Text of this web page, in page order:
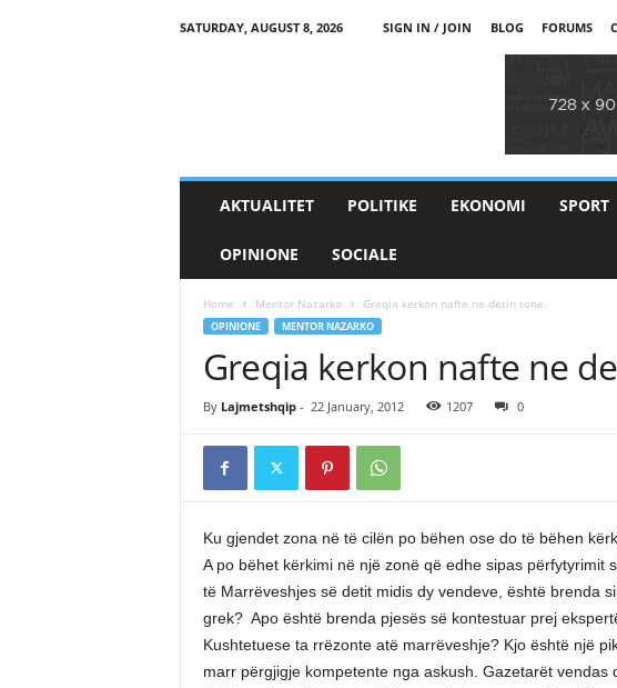
SATURDAY, AUGUST 8, 2026 SIGN IN / JOIN BLOG FORUMS
AKTUALITET POLITIKE EKONOMI SPORT
OPINIONE SOCIALE
Home Mentor Nazarko Greqia kerkon nafte ne detin tone.
OPINIONE MENTOR NAZARKO
Greqia kerkon nafte ne
By Lajmetshqip- 22 January, 2012 1207 0
Ku gjendet zona në të cilën po bëhen ose do të bëhen
A po bëhet kërkimi në një zonë që edhe sipas përfytyrimit
të Marrëveshjes së detit midis dy vendeve, është brenda
grek? Apo është brenda pjesës së kontestuar prej
Kushtetuese ta rrëzonte atë marrëveshje? Kjo është një
marr përgjigje kompetente nga askush. Gazetarët